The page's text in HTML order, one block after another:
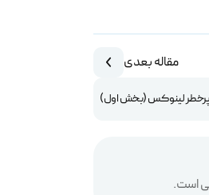
مقاله بعدی
است.